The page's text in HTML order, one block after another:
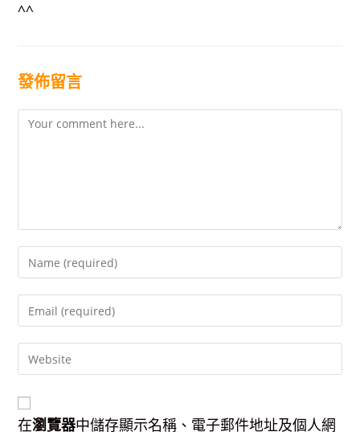
^^
發佈留言
Comment
your
username
to
comment
your
address
toyour
(optional)
在瀏覽器中儲存顯示名稱、電子郵件地址及個人網